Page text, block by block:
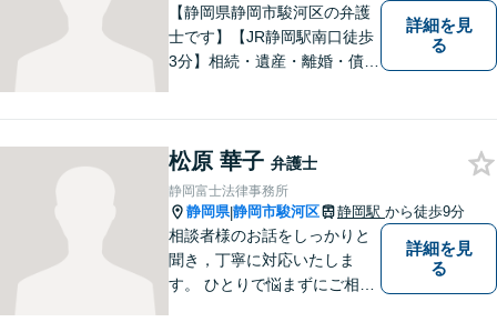
【静岡県静岡市駿河区の弁護
士です】【JR静岡駅南口徒歩
3分】相続・遺産・離婚・債務
整理など企業に関わる問題を
幅広く取り扱っております。
どうぞお気軽にご相談くださ
い。
詳細を見
る
松原 華子 弁護士
静岡富士法律事務所
静岡県|静岡市駿河区 静岡駅 から徒歩9分
相談者様のお話をしっかりと
聞き，丁寧に対応いたしま
す。 ひとりで悩まずにご相談
詳細を見
る